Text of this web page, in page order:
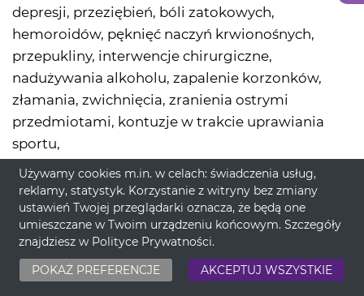
depresji, przeziębień, bóli zatokowych,
hemoroidów, pęknięć naczyń krwionośnych,
przepukliny, interwencje chirurgiczne,
nadużywania alkoholu, zapalenie korzonków,
złamania, zwichnięcia, zranienia ostrymi
przedmiotami, kontuzje w trakcie uprawiania
sportu,
MAGIA DNIA:W dniu dzisiejszym warto odcinać
się od tłumionego gniewu, tłumionej urazy,
mściwości, zazdrości lub zaborczości. Rytuał
wykonaj przy Naturalnej Świecy Czerwono-
Czarnej a w kominku zapachowym użyj Olejku
Lawendowego lub Akacjowego.
Używamy cookies m.in. w celach: świadczenia usług,
reklamy, statystyk. Korzystanie z witryny bez zmiany
ustawień Twojej przeglądarki oznacza, że będą one
umieszczane w Twoim urządzeniu końcowym. Szczegóły
znajdziesz w Polityce Prywatności.
POKAŻ PREFERENCJE
AKCEPTUJ WSZYSTKIE